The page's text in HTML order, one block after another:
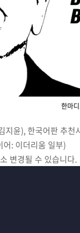
한마
지윤), 한국어판 추
: 이더리움 일부)
변경될 수 있습니다.